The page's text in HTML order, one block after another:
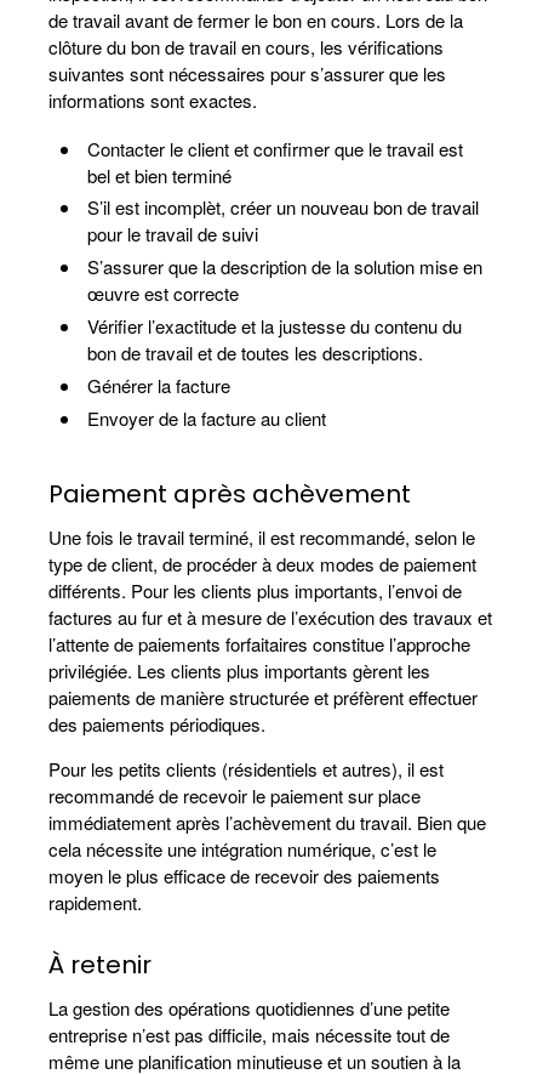
de travail avant de fermer le bon en cours. Lors de la
clôture du bon de travail en cours, les vérifications
suivantes sont nécessaires pour s’assurer que les
informations sont exactes.
Contacter le client et confirmer que le travail est
bel et bien terminé
S’il est incomplèt, créer un nouveau bon de travail
pour le travail de suivi
S’assurer que la description de la solution mise en
œuvre est correcte
Vérifier l’exactitude et la justesse du contenu du
bon de travail et de toutes les descriptions.
Générer la facture
Envoyer de la facture au client
Paiement après achèvement
Une fois le travail terminé, il est recommandé, selon le
type de client, de procéder à deux modes de paiement
différents. Pour les clients plus importants, l’envoi de
factures au fur et à mesure de l’exécution des travaux et
l’attente de paiements forfaitaires constitue l’approche
privilégiée. Les clients plus importants gèrent les
paiements de manière structurée et préfèrent effectuer
des paiements périodiques.
Pour les petits clients (résidentiels et autres), il est
recommandé de recevoir le paiement sur place
immédiatement après l’achèvement du travail. Bien que
cela nécessite une intégration numérique, c’est le
moyen le plus efficace de recevoir des paiements
rapidement.
À retenir
La gestion des opérations quotidiennes d’une petite
entreprise n’est pas difficile, mais nécessite tout de
même une planification minutieuse et un soutien à la